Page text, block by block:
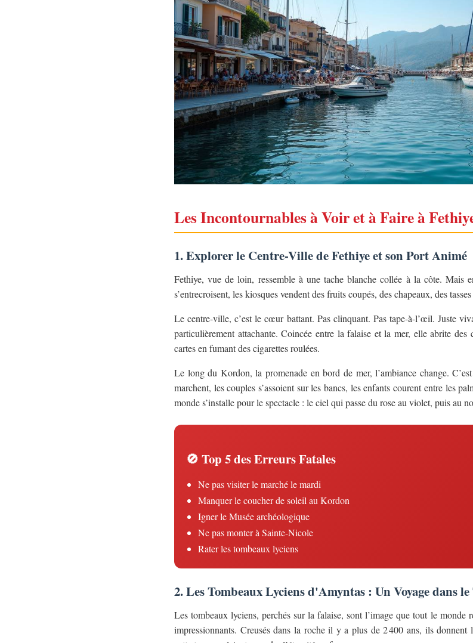
Les Incontournables à Voir et à Faire à
1. Explorer le Centre-Ville de Fethiye et son Port Animé
Fethiye, vue de loin, ressemble à une tache blanche collée à la côte. Mais
s’entrecroisent, les kiosques vendent des fruits coupés, des chapeaux, des
Le centre-ville, c’est le cœur battant. Pas clinquant. Pas tape-à-l’œil. Juste
particulièrement attachante. Coincée entre la falaise et la mer, elle abrite
cartes en fumant des cigarettes roulées.
Le long du Kordon, la promenade en bord de mer, l’ambiance change.
marchent, les couples s’assoient sur les bancs, les enfants courent entre les
monde s’installe pour le spectacle : le ciel qui passe du rose au violet, puis au
🚫 Top 5 des Erreurs Fatales
Ne pas visiter le marché le mardi
Manquer le coucher de soleil au Kordon
Igner le Musée archéologique
Ne pas monter à Sainte-Nicole
Rater les tombeaux lyciens
2. Les Tombeaux Lyciens d'Amyntas : Un Voyage dans le
Les tombeaux lyciens, perchés sur la falaise, sont l’image que tout le
impressionnants. Creusés dans la roche il y a plus de 2 400 ans, ils donnent